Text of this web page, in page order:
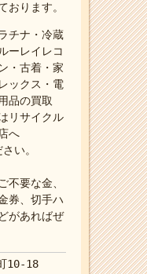
おります。
チナ・冷蔵
ーレイレコ
・古着・家
ックス・電
品の買取
リサイクル
へ
い。
不要な金、
券、切手ハ
があればぜ
10-18